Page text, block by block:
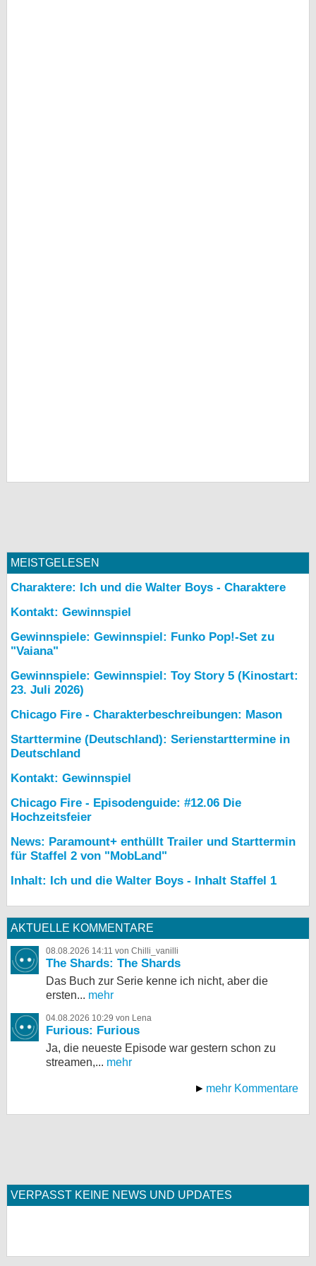
MEISTGELESEN
Charaktere: Ich und die Walter Boys - Charaktere
Kontakt: Gewinnspiel
Gewinnspiele: Gewinnspiel: Funko Pop!-Set zu
"Vaiana"
Gewinnspiele: Gewinnspiel: Toy Story 5 (Kinostart:
23. Juli 2026)
Chicago Fire - Charakterbeschreibungen: Mason
Starttermine (Deutschland): Serienstarttermine in
Deutschland
Kontakt: Gewinnspiel
Chicago Fire - Episodenguide: #12.06 Die
Hochzeitsfeier
News: Paramount+ enthüllt Trailer und Starttermin
für Staffel 2 von "MobLand"
Inhalt: Ich und die Walter Boys - Inhalt Staffel 1
AKTUELLE KOMMENTARE
08.08.2026 14:11 von Chilli_vanilli
The Shards: The Shards
Das Buch zur Serie kenne ich nicht, aber die
ersten... mehr
04.08.2026 10:29 von Lena
Furious: Furious
Ja, die neueste Episode war gestern schon zu
streamen,... mehr
mehr Kommentare
VERPASST KEINE NEWS UND UPDATES